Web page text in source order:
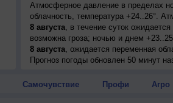
Атмосферное давление в пределах
облачность, температура +24..26°.
8 августа, в течение суток
возможна гроза; ночью и днем
8 августа, ожидается переменная
ночью и днем +23..25°, ветер
возможна гроза; ночью +20..22°,
Прогноз погоды обновлен 50 минут
Самочувствие Профи Агро